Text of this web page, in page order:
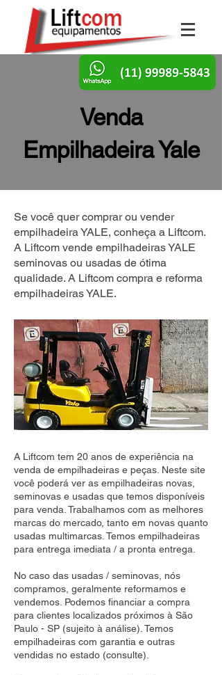
Venda
Empilhadeira Yale
Se você quer comprar ou vender
empilhadeira YALE, conheça a Liftcom.
A Liftcom vende empilhadeiras YALE
seminovas ou usadas de ótima
qualidade. A Liftcom compra e reforma
empilhadeiras YALE.
A Liftcom tem 20 anos de experiência na
venda de empilhadeiras e peças. Neste site
você poderá ver as empilhadeiras novas,
seminovas e usadas que temos disponíveis
para venda. Trabalhamos com as melhores
marcas do mercado, tanto em novas quanto
usadas multimarcas. Temos empilhadeiras
para entrega imediata / a pronta entrega.
No caso das usadas / seminovas, nós
compramos, geralmente reformamos e
vendemos. Podemos financiar a compra
para clientes localizados próximos à São
Paulo - SP (sujeito à análise). Temos
empilhadeiras com garantia e outras
vendidas no estado (consulte).